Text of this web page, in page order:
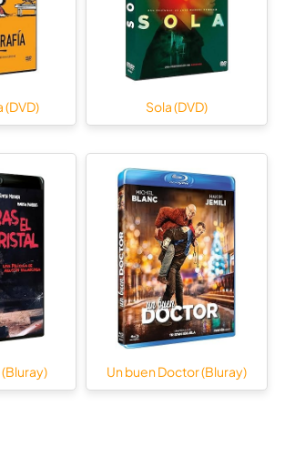
Sola (DVD)
(Bluray) Un buen Doctor (Bluray)